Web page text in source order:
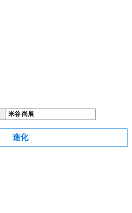
米谷 尚展
進化